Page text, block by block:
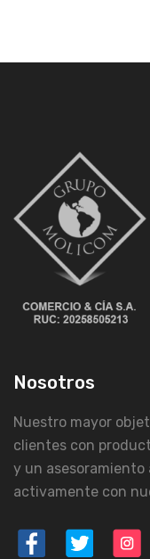
Nosotros
Nuestro mayor
clientes con
y un
activamente con